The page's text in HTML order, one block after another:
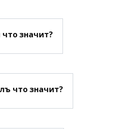
что значит?
что значит?